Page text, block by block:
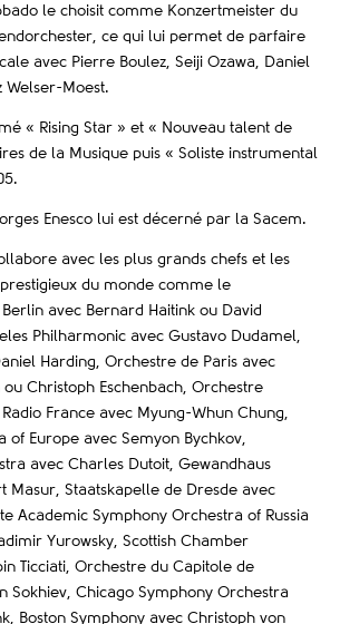
le choisit comme Konzertmeister du
ce qui lui permet de parfaire
avec Pierre Boulez, Seiji Ozawa, Daniel
Welser-Moest.
« Rising Star » et « Nouveau talent de
de la Musique puis « Soliste instrumental
Enesco lui est décerné par la Sacem.
avec les plus grands chefs et les
du monde comme le
avec Bernard Haitink ou David
Philharmonic avec Gustavo Dudamel,
Harding, Orchestre de Paris avec
Christoph Eschenbach, Orchestre
France avec Myung-Whun Chung,
Europe avec Semyon Bychkov,
avec Charles Dutoit, Gewandhaus
Masur, Staatskapelle de Dresde avec
Academic Symphony Orchestra of Russia
Yurowsky, Scottish Chamber
Ticciati, Orchestre du Capitole de
Sokhiev, Chicago Symphony Orchestra
Boston Symphony avec Christoph von